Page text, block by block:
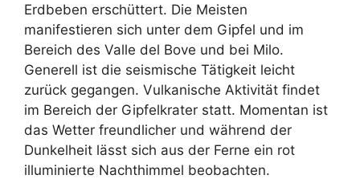
Erdbeben erschüttert. Die Meisten
manifestieren sich unter dem Gipfel und im
Bereich des Valle del Bove und bei Milo.
Generell ist die seismische Tätigkeit leicht
zurück gegangen. Vulkanische Aktivität findet
im Bereich der Gipfelkrater statt. Momentan ist
das Wetter freundlicher und während der
Dunkelheit lässt sich aus der Ferne ein rot
illuminierte Nachthimmel beobachten.